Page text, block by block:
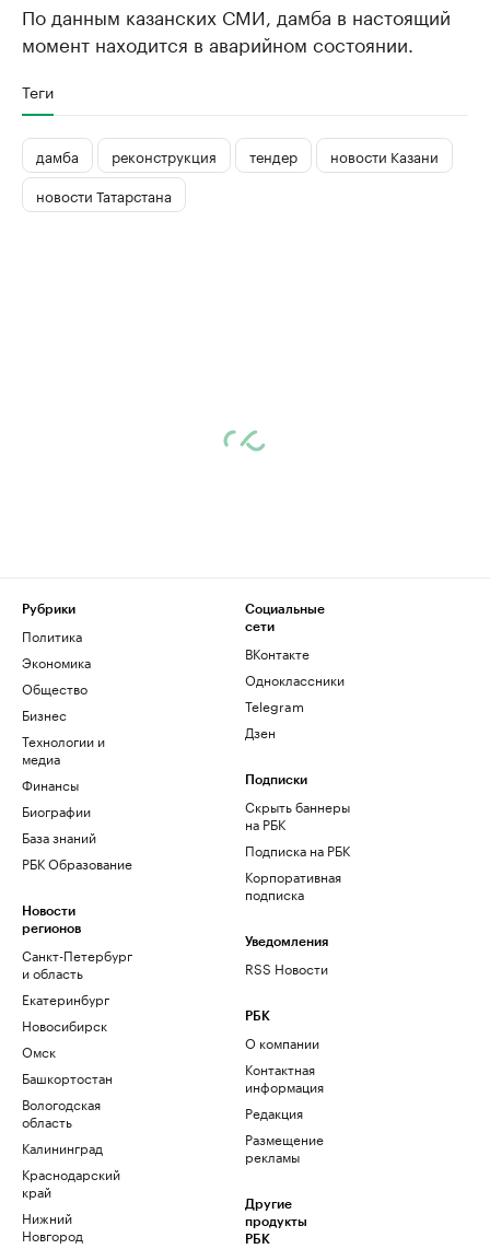
По данным казанских СМИ, дамба в настоящий
момент находится в аварийном состоянии.
Теги
дамба реконструкция тендер
новости Казани
новости Татарстана
Рубрики
Политика
Экономика
Общество
Бизнес
Технологии и
медиа
Финансы
Биографии
База знаний
РБК Образование
Новости
регионов
Санкт-Петербург
и область
Екатеринбург
Новосибирск
Омск
Башкортостан
Вологодская
область
Калининград
Краснодарский
край
Нижний
Новгород
Социальные
сети
ВКонтакте
Одноклассники
Telegram
Дзен
Подписки
Скрыть баннеры
на РБК
Подписка на РБК
Корпоративная
подписка
Уведомления
RSS Новости
РБК
О компании
Контактная
информация
Редакция
Размещение
рекламы
Другие
продукты
РБК